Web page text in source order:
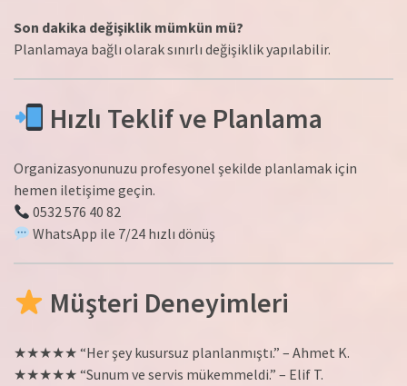
Son dakika değişiklik mümkün mü?
Planlamaya bağlı olarak sınırlı değişiklik yapılabilir.
Hızlı Teklif ve Planlama
Organizasyonunuzu profesyonel şekilde planlamak için
hemen iletişime geçin.
0532 576 40 82
WhatsApp ile 7/24 hızlı dönüş
Müşteri Deneyimleri
★★★★★ “Her şey kusursuz planlanmıştı.” – Ahmet K.
★★★★★ “Sunum ve servis mükemmeldi.” – Elif T.